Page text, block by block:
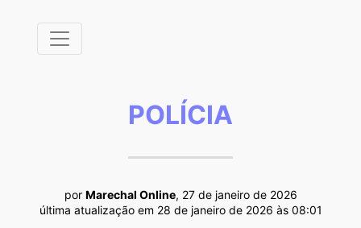
POLÍCIA
por Marechal Online, 27 de janeiro de 2026
última atualização em 28 de janeiro de 2026 às 08:01